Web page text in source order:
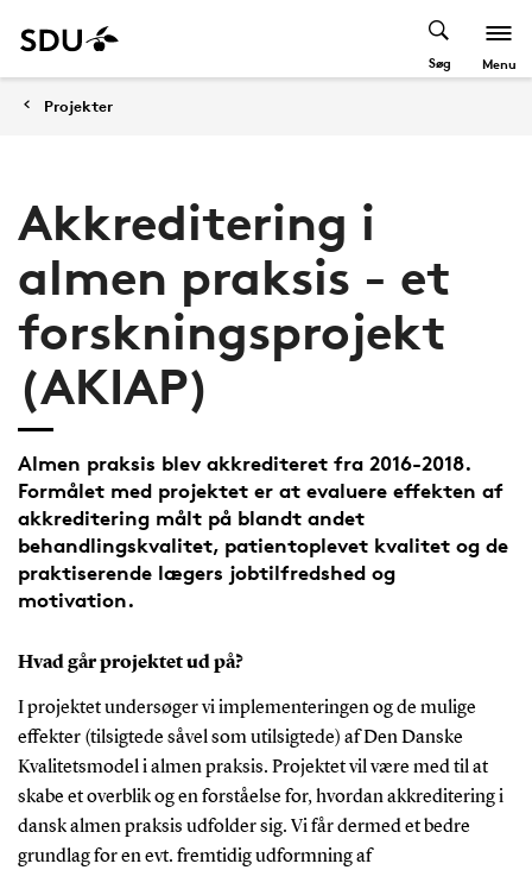
Søg Menu
Projekter
Akkreditering i
almen praksis - et
forskningsprojekt
(AKIAP)
Almen praksis blev akkrediteret fra 2016-2018.
Formålet med projektet er at evaluere effekten af
akkreditering målt på blandt andet
behandlingskvalitet, patientoplevet kvalitet og de
praktiserende lægers jobtilfredshed og
motivation.
Hvad går projektet ud på?
I projektet undersøger vi implementeringen og de mulige
effekter (tilsigtede såvel som utilsigtede) af Den Danske
Kvalitetsmodel i almen praksis. Projektet vil være med til at
skabe et overblik og en forståelse for, hvordan akkreditering i
dansk almen praksis udfolder sig. Vi får dermed et bedre
grundlag for en evt. fremtidig udformning af